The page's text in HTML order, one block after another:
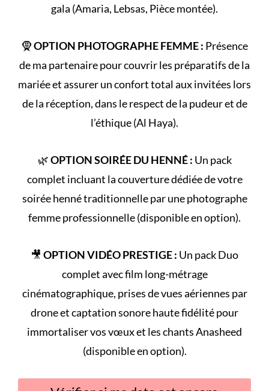
gala (Amaria, Lebsas, Pièce montée).
🧕OPTION PHOTOGRAPHE FEMME : Présence
de ma partenaire pour couvrir les préparatifs de la
mariée et assurer un confort total aux invitées lors
de la réception, dans le respect de la pudeur et de
l’éthique (Al Haya).
🌿OPTION SOIRÉE DU HENNÉ : Un pack
complet incluant la couverture dédiée de votre
soirée hennétraditionnelle par une photographe
femme professionnelle (disponible en option).
🎥 OPTION VIDÉO PRESTIGE : Un pack Duo
complet avec film long-métrage
cinématographique, prises de vues aériennes par
drone et captation sonore haute fidélité pour
immortaliser vos vœux et les chants Anasheed
(disponible en option).